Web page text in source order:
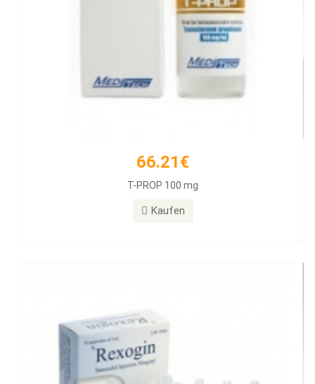
66.21€
T-PROP 100 mg
Kaufen
55.89€
Rexogin 50mg/ml 10 Ampullen